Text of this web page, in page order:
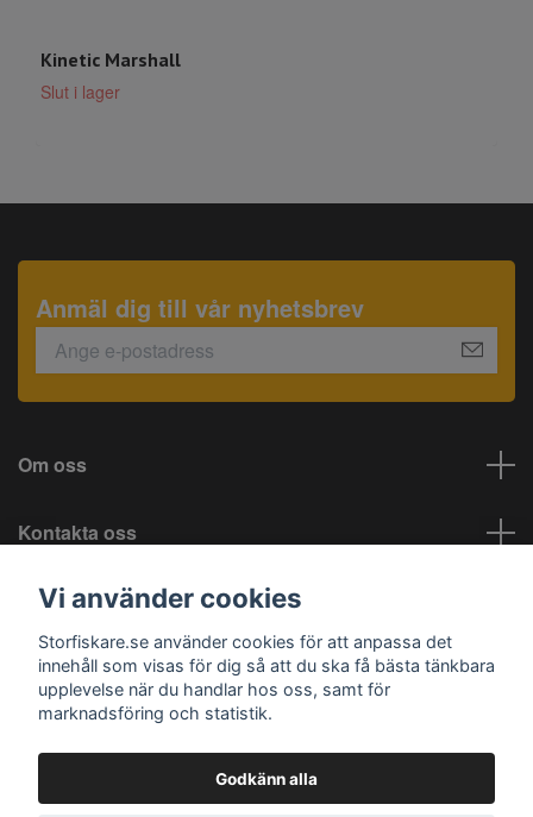
Kinetic Marshall
Slut i lager
Anmäl dig till vår nyhetsbrev
Om oss
Kontakta oss
Information
Sociala medier
Vi använder cookies
Storfiskare.se använder cookies för att anpassa det
innehåll som visas för dig så att du ska få bästa tänkbara
upplevelse när du handlar hos oss, samt för
marknadsföring och statistik.
Godkänn alla